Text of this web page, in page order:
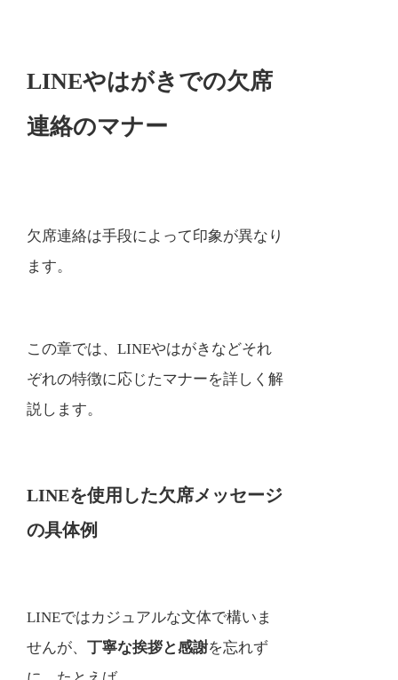
LINEやはがきでの欠席
連絡のマナー
欠席連絡は手段によって印象が異なり
ます。
この章では、LINEやはがきなどそれ
ぞれの特徴に応じたマナーを詳しく解
説します。
LINEを使用した欠席メッセージ
の具体例
LINEではカジュアルな文体で構いま
せんが、丁寧な挨拶と感謝を忘れず